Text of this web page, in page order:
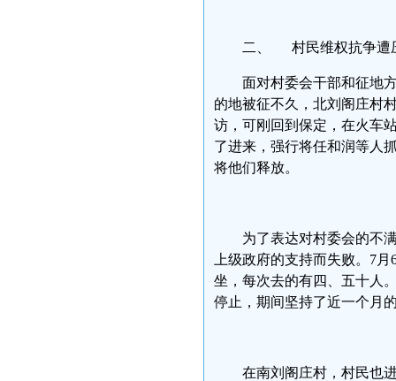
二、 村民维权抗争遭
面对村委会干部和征地
的地被征不久，北刘阁庄村
访，可刚回到保定，在火车
了进来，强行将任和润等人
将他们释放。
为了表达对村委会的不
上级政府的支持而失败。7
坐，每次去的有四、五十人
停止，期间坚持了近一个月
在南刘阁庄村，村民也